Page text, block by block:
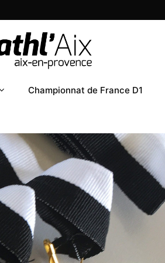
Championnat de France D1